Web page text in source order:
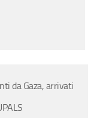
da Gaza, arrivati